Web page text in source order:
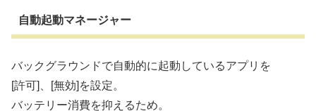
自動起動マネージャー
バックグラウンドで自動的に起動しているアプリを
[許可]、[無効]を設定。
バッテリー消費を抑えるため。